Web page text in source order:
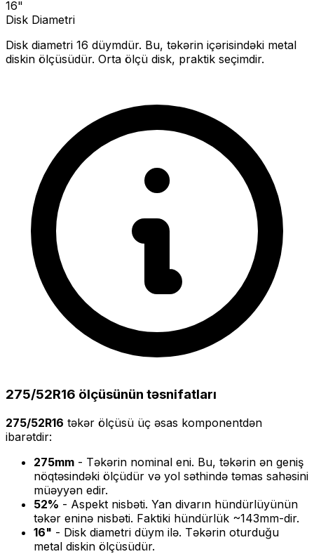
16"
Disk Diametri
Disk diametri 16 düymdür. Bu, təkərin içərisindəki metal
diskin ölçüsüdür. Orta ölçü disk, praktik seçimdir.
275/52R16 ölçüsünün təsnifatları
275/52R16 təkər ölçüsü üç əsas komponentdən
ibarətdir:
275mm - Təkərin nominal eni. Bu, təkərin ən geniş
nöqtəsindəki ölçüdür və yol səthində təmas sahəsini
müəyyən edir.
52% - Aspekt nisbəti. Yan divarın hündürlüyünün
təkər eninə nisbəti. Faktiki hündürlük ~143mm-dir.
16" - Disk diametri düym ilə. Təkərin oturduğu
metal diskin ölçüsüdür.